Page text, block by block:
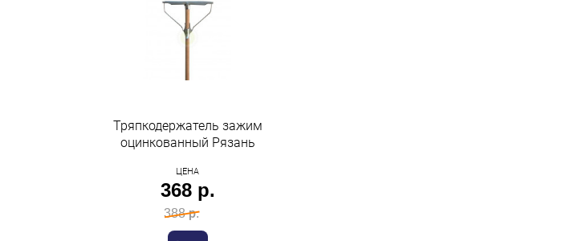
Тряпкодержатель зажим
оцинкованный Рязань
ЦЕНА
368 р.
388 р.